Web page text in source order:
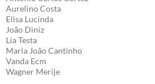
Aurelino Costa
Elisa Lucinda
João Diniz
Lia Testa
Maria João Cantinho
Vanda Ecm
Wagner Merije